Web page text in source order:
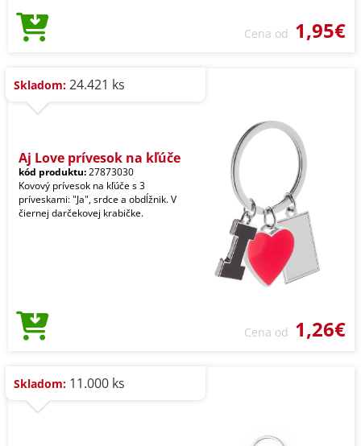
Cena od 1,95€
Skladom: 24.421 ks
Aj Love prívesok na kľúče
kód produktu:27873030
Kovový prívesok na kľúče s 3
príveskami: "Ja", srdce a obdĺžnik. V
čiernej darčekovej krabičke.
Cena od 1,26€
Skladom: 11.000 ks